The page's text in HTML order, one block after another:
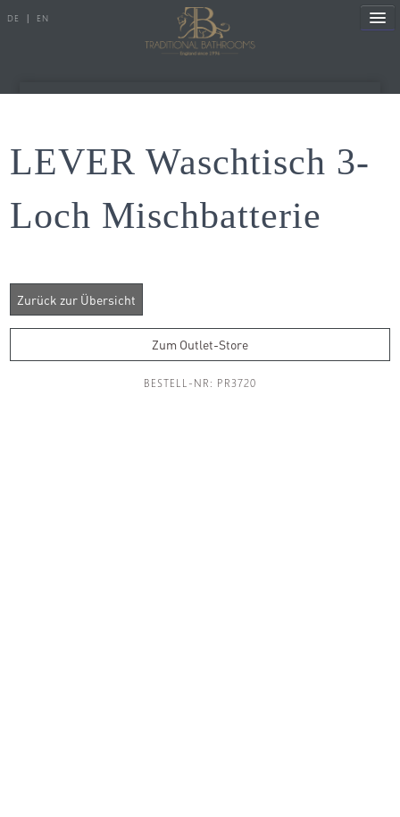
DE | EN
Duscharmaturen
Duschen
LEVER Waschtisch 3-
Loch Mischbatterie
Zum Outlet-Store
BESTELL-NR: PR3720